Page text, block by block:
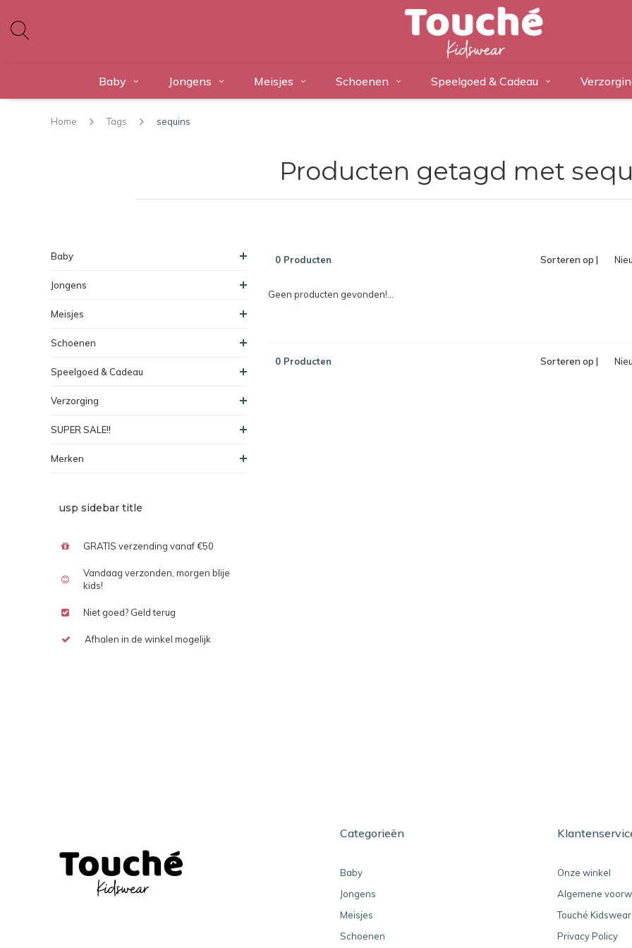
Baby Jongens Meisjes Schoenen Speelgoed & Cadeau
Home Tags sequins
Producten getagd met
Baby
Jongens
Meisjes
Schoenen
Speelgoed & Cadeau
Verzorging
SUPER SALE!!
Merken
usp sidebar title
GRATIS verzending vanaf €50
Vandaag verzonden, morgen blije
kids!
Niet goed? Geld terug
Afhalen in de winkel mogelijk
0 Producten Sorteren op |
Geen producten gevonden!...
0 Producten Sorteren op |
Categorieën
Baby
Jongens
Meisjes
Schoenen
Onze winkel
Algemene
Touché Kidswear
Privacy Policy